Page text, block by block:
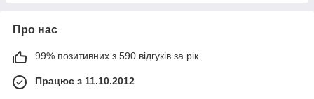
Про нас
99% позитивних з 590 відгуків за рік
Працює з 11.10.2012